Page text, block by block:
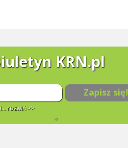
KRN.pl
Zapisz się!
rozwiń >>